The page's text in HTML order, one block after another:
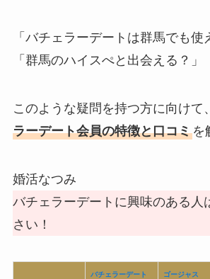
「バチェラーデートは群馬でも使
「群馬のハイスぺと出会える？」
このような疑問を持つ方に向けて、
ラーデート会員の特徴と口コミを
婚活なつみ
バチェラーデートに興味のある人
さい！
バチェラーデート ゴージャス